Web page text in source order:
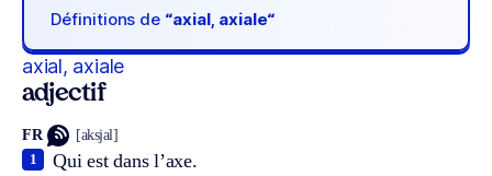
Définitions de “axial, axiale“
axial, axiale
adjectif
FR [aksjal]
Qui est dans l’axe.
1